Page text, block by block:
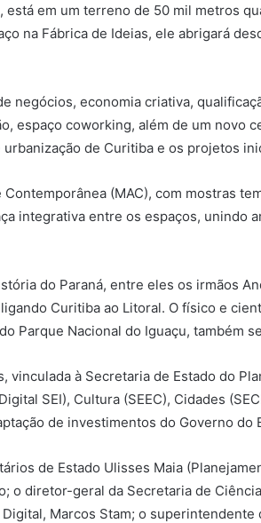
está em um terreno de 50 mil metros
na Fábrica de Ideias, ele abrigará
negócios, economia criativa,
espaço coworking, além de um novo
de Curitiba e os projetos
(MAC), com mostras
integrativa entre os espaços,
do Paraná, entre eles os irmãos
Curitiba ao Litoral. O físico e
Parque Nacional do Iguaçu, também
vinculada à Secretaria de Estado do
SEI), Cultura (SEEC), Cidades
de investimentos do Governo
de Estado Ulisses Maia
o diretor-geral da Secretaria de
Marcos Stam; o